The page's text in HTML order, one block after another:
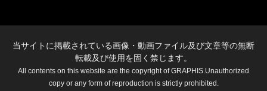
当サイトに掲載されている画像・動画ファイル及び文章等の無断
転載及び使用を固く禁じます。
All contents on this website are the copyright of GRAPHIS.Unauthorized
copy or any form of reproduction is strictly prohibited.